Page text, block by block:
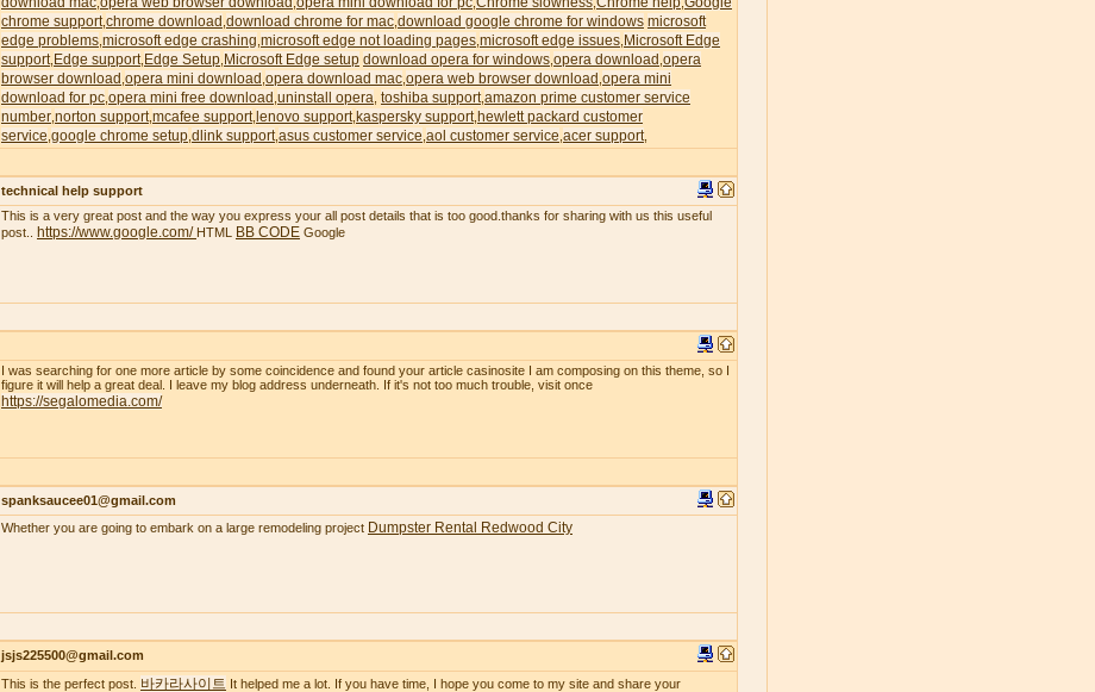
chrome support chrome download download chrome for mac download google chrome for windows microsoft
edge problems microsoft edge crashing microsoft edge not loading pages microsoft edge issues Microsoft Edge
support Edge support Edge Setup Microsoft Edge setup download opera for windows opera download opera
browser download opera mini download opera download mac opera web browser download opera mini
download for pc opera mini free download uninstall opera toshiba support amazon prime customer service
number norton support mcafee support lenovo support kaspersky support hewlett packard customer
service google chrome setup dlink support asus customer service aol customer service acer support
technical help support
This is a very great post and the way you express your all post details that is too good.thanks for sharing with us this useful
post..
https://www.google.com/ HTML BB CODE Google
I was searching for one more article by some coincidence and found your article casinosite I am composing on this theme, so I
figure it will help a great deal. I leave my blog address underneath. If it's not too much trouble, visit once
https://segalomedia.com/
spanksaucee01@gmail.com
Whether you are going to embark on a large remodeling project Dumpster Rental Redwood City
jsjs225500@gmail.com
This is the perfect post. 바카라사이트 It helped me a lot. If you have time, I hope you come to my site and share your